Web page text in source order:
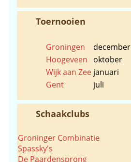
Toernooien
Groningen
december
Hoogeveen
oktober
Wijk aan Zee januari
Gent
juli
Schaakclubs
Groninger Combinatie
Spassky's
De Paardensprong